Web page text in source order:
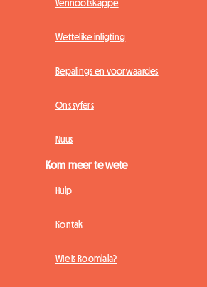
Vennootskappe
Wettelike inligting
Bepalings en voorwaardes
Ons syfers
Nuus
Kom meer te wete
Hulp
Kontak
Wie is Roomlala?